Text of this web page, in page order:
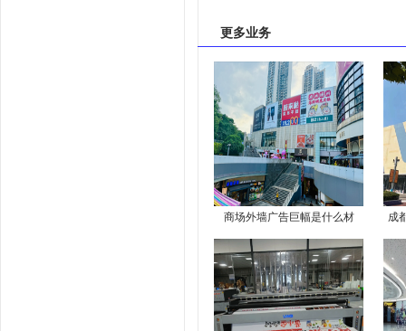
更多业务
商场外墙广告巨幅是什么材
质？
成